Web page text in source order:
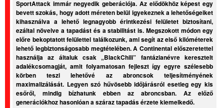
SportAttack immár negyedik geberációja. Az elődökhöz képest egy
bevett szokás, hogy adott méreten belül igyekeznek a lehetőségeiket
kihasználva a lehető legnagyobb érintkezési felületet biztosítani,
ezáltal növelve a tapadást és a stabilitást is. Megszokott módon egy
előre bekoptatott felülettel találkozunk, ami segít az első kilóméterek
lehető legbiztonságosabb megtételében. A Continental előszeretettel
használja az általuk csak „BlackChili” fantázianévre keresztelt
adalékcsomagját, amit folyamatosan fejleszt így egyre szélesebb
körben teszi lehetővé az abroncsok teljesítményének
maximalizálását. Legyen szó hűvösebb időjárásról esetleg egy kis
esőről, mindig bízhatunk ebben az abroncsban. Az előző
generációkhoz hasonlóan a száraz tapadás érzete kiemelkedő.